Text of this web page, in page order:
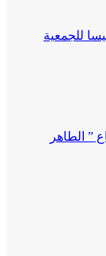
للجمعية
” الطاهر